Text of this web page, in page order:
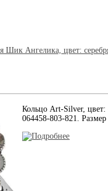
Кольцо Art-Silver, цвет:
064458-803-821.